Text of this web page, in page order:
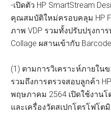
-เปิดตัว HP SmartStream
คุณสมบัติใหม่ครอบคลุม HP
ภาพ VDP รวมทั้งปรับปรุงการ
Collage ผสานเข้ากับ
(1) ตามการวิเคราะห์ภายใน
รวมถึงการตรวจสอบลูกค้า
พฤษภาคม 2564 เปิดใช้งานโ
และเครื่องวัดสเปกโตรโฟโต